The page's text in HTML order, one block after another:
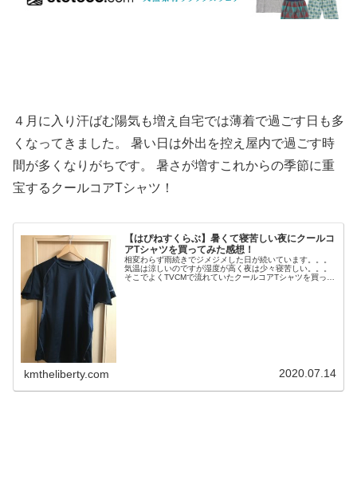
４月に入り汗ばむ陽気も増え自宅では薄着で過ごす日も多
くなってきました。 暑い日は外出を控え屋内で過ごす時
間が多くなりがちです。 暑さが増すこれからの季節に重
宝するクールコアTシャツ！
【はぴねすくらぶ】暑くて寝苦しい夜にクールコ
アTシャツを買ってみた感想！
相変わらず雨続きでジメジメした日が続いています。。。
気温は涼しいのですが湿度が高く夜は少々寝苦しい。。。
そこでよくTVCMで流れていたクールコアTシャツを買って
kmtheliberty.com 2020.07.14